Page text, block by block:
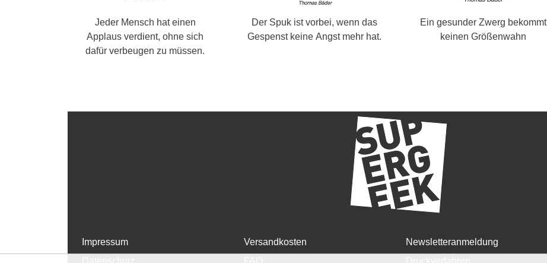
Jeder Mensch hat einen
Applaus verdient, ohne sich
dafür verbeugen zu müssen.
Der Spuk ist vorbei, wenn das
Gespenst keine Angst mehr hat.
Ein gesunder Zwerg bekommt
keinen Größenwahn
Impressum
Versandkosten
Newsletteranmeldung